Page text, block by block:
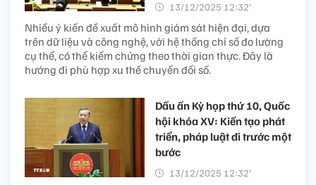
13/12/2025 12:32’
Nhiều ý kiến đề xuất mô hình giám sát hiện đại, dựa
trên dữ liệu và công nghệ, với hệ thống chỉ số đo lường
cụ thể, có thể kiểm chứng theo thời gian thực. Đây là
hướng đi phù hợp xu thế chuyển đổi số.
Dấu ấn Kỳ họp thứ 10, Quốc
hội khóa XV: Kiến tạo phát
triển, pháp luật đi trước một
bước
13/12/2025 12:32’